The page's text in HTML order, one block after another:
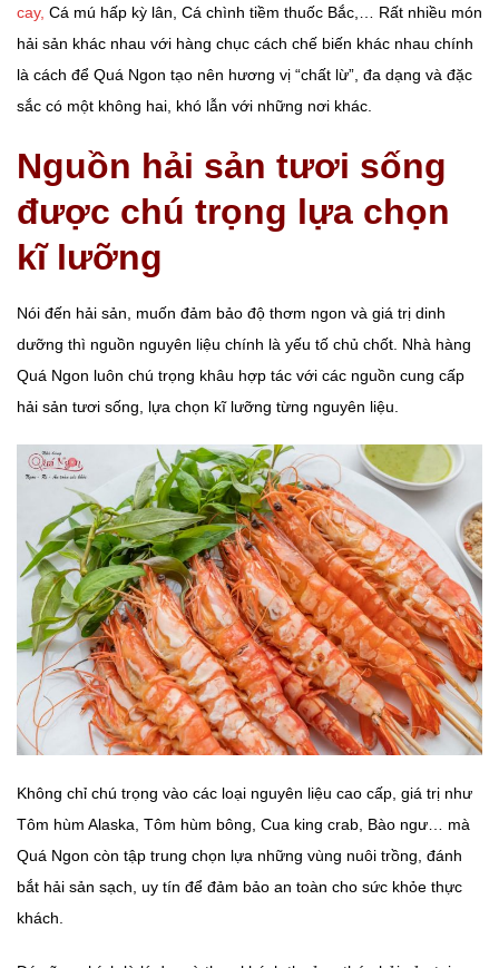
cay, Cá mú hấp kỳ lân, Cá chình tiềm thuốc Bắc,… Rất nhiều món
hải sản khác nhau với hàng chục cách chế biến khác nhau chính
là cách để Quá Ngon tạo nên hương vị “chất lừ”, đa dạng và đặc
sắc có một không hai, khó lẫn với những nơi khác.
Nguồn hải sản tươi sống
được chú trọng lựa chọn
kĩ lưỡng
Nói đến hải sản, muốn đảm bảo độ thơm ngon và giá trị dinh
dưỡng thì nguồn nguyên liệu chính là yếu tố chủ chốt. Nhà hàng
Quá Ngon luôn chú trọng khâu hợp tác với các nguồn cung cấp
hải sản tươi sống, lựa chọn kĩ lưỡng từng nguyên liệu.
Không chỉ chú trọng vào các loại nguyên liệu cao cấp, giá trị như
Tôm hùm Alaska, Tôm hùm bông, Cua king crab, Bào ngư… mà
Quá Ngon còn tập trung chọn lựa những vùng nuôi trồng, đánh
bắt hải sản sạch, uy tín để đảm bảo an toàn cho sức khỏe thực
khách.